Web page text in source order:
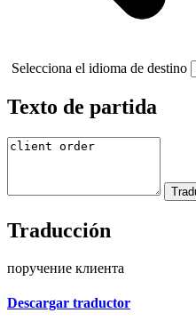
Selecciona el idioma de destino
Texto de partida
Traducción
поручение клиента
Descargar traductor